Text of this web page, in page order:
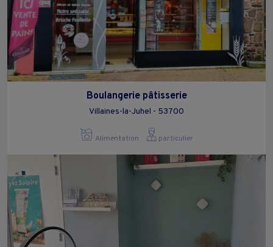
Boulangerie pâtisserie
Villaines-la-Juhel - 53700
Alimentation particulier